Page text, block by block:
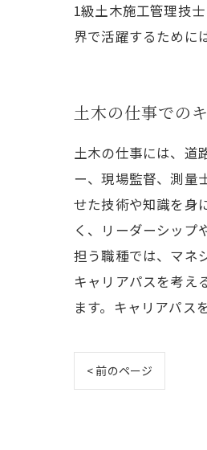
1級土木施工管理技
界で活躍するために
土木の仕事での
土木の仕事には、道
ー、現場監督、測量
せた技術や知識を身
く、リーダーシップ
担う職種では、マネ
キャリアパスを考え
ます。キャリアパス
< 前のページ